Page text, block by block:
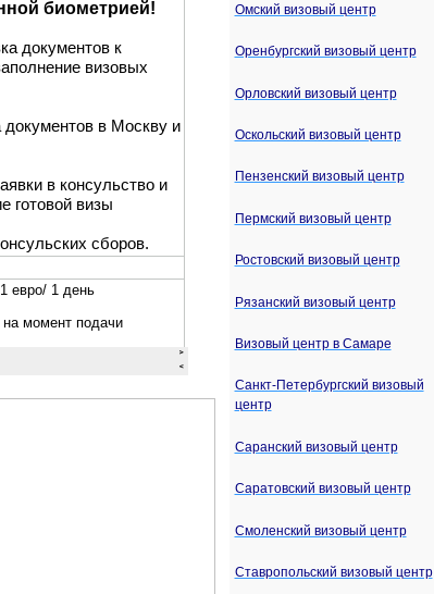
Омский визовый центр
Оренбургский визовый центр
Орловский визовый центр
Оскольский визовый центр
Пензенский визовый центр
Пермский визовый центр
Ростовский визовый центр
Рязанский визовый центр
Визовый центр в Самаре
Санкт-Петербургский визовый
центр
Саранский визовый центр
Саратовский визовый центр
Смоленский визовый центр
Ставропольский визовый центр